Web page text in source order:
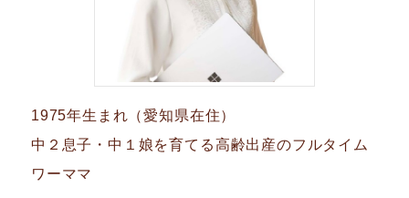
1975年生まれ（愛知県在住）
中２息子・中１娘を育てる高齢出産のフルタイム
ワーママ